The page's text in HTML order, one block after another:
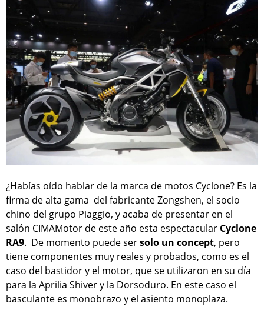
¿Habías oído hablar de la marca de motos Cyclone? Es la
firma de alta gama del fabricante Zongshen, el socio
chino del grupo Piaggio, y acaba de presentar en el
salón CIMAMotor de este año esta espectacular Cyclone
RA9. De momento puede sersolo un concept, pero
tiene componentes muy reales y probados, como es el
caso del bastidor y el motor, que se utilizaron en su día
para la Aprilia Shiver y la Dorsoduro. En este caso el
basculante es monobrazo y el asiento monoplaza.